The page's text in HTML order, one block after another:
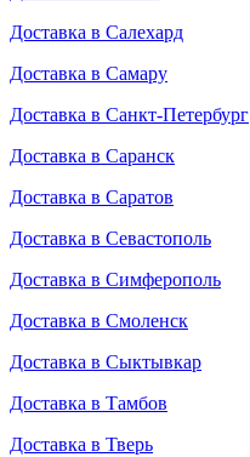
Доставка в Салехард
Доставка в Самару
Доставка в Санкт-Петербург
Доставка в Саранск
Доставка в Саратов
Доставка в Севастополь
Доставка в Симферополь
Доставка в Смоленск
Доставка в Сыктывкар
Доставка в Тамбов
Доставка в Тверь